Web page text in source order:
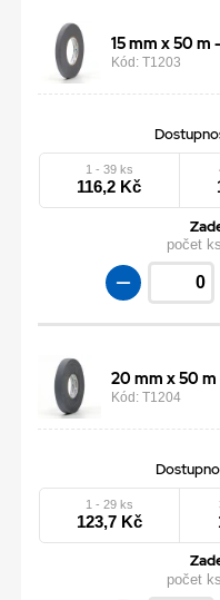
15 mm x 50 m
Kód: T1203
1 - 39 ks
116,2 Kč
počet
20 mm x 50
Kód: T1204
1 - 29 ks
123,7 Kč
počet